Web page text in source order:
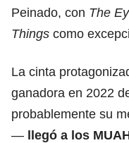
Peinado, con The
Things como
La cinta
ganadora en 2022
probablemente su
—
llegó a los